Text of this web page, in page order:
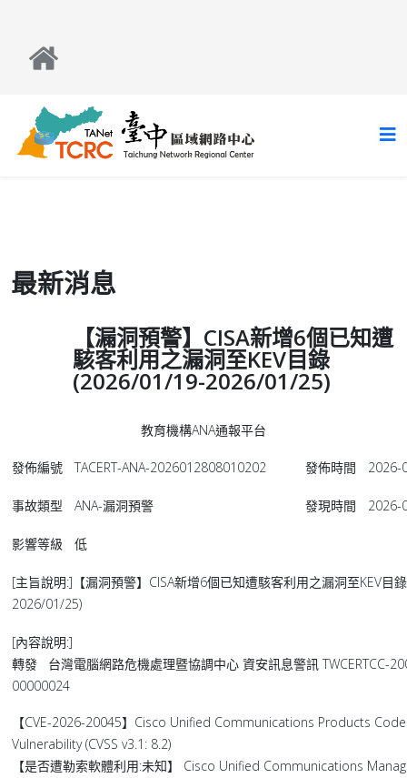
最新消息
【漏洞預警】CISA新增6個已知遭
駭客利用之漏洞至KEV目錄
(2026/01/19-2026/01/25)
教育機構ANA通報平台
發佈編號 TACERT-ANA-2026012808010202 發佈時間 2026-
事故類型 ANA-漏洞預警 發現時間 2026-
影響等級 低
[主旨說明:]【漏洞預警】CISA新增6個已知遭駭客利用之漏洞至KEV目
2026/01/25)
[內容說明:]
轉發 台灣電腦網路危機處理暨協調中心 資安訊息警訊 TWCERTCC-
00000024
【CVE-2026-20045】Cisco Unified Communications Products
Vulnerability (CVSS v3.1: 8.2)
【是否遭勒索軟體利用:未知】 Cisco Unified Communications